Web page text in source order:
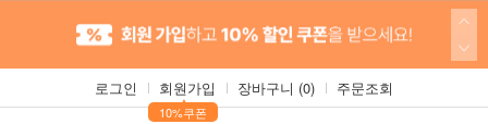
로그인 회원가입
▲
10%쿠폰
장바구니 (0) 주문조회